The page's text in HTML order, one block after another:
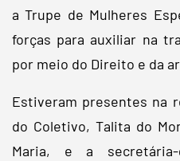
a Trupe de Mulheres
forças para auxiliar na
por meio do Direito e da
Estiveram presentes na
do Coletivo, Talita do
Maria, e a